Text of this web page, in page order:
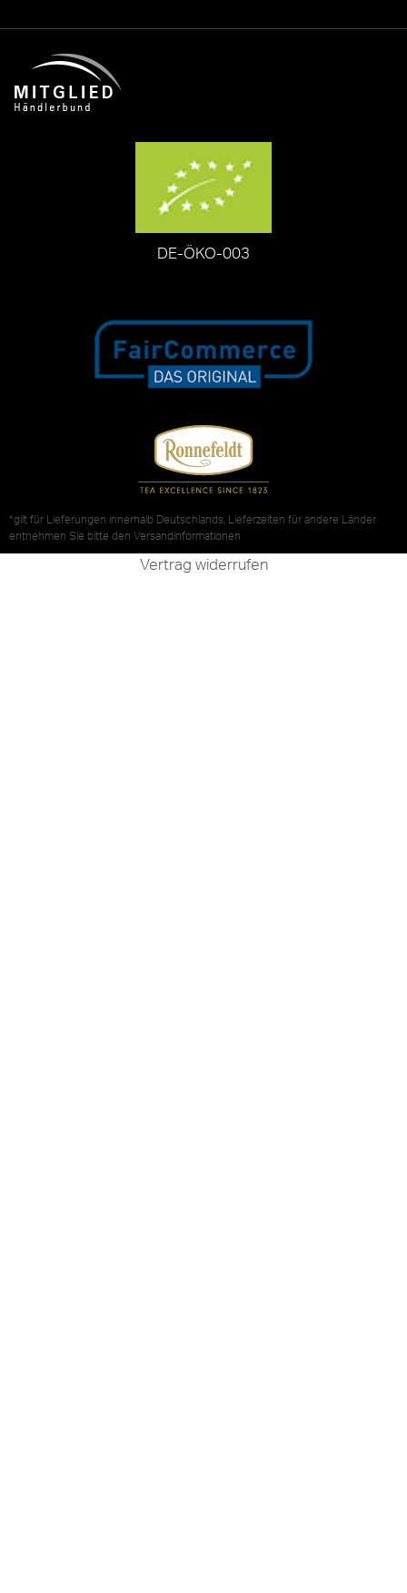
DE-ÖKO-003
*gilt für Lieferungen innerhalb Deutschlands, Lieferzeiten für andere Länder
entnehmen Sie bitte den Versandinformationen
Vertrag widerrufen